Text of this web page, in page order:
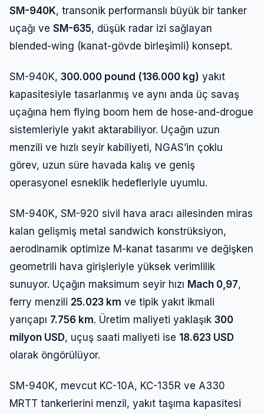
SM-940K, transonik performanslı büyük bir tanker
uçağı ve SM-635, düşük radar izi sağlayan
blended-wing (kanat-gövde birleşimli) konsept.
SM-940K, 300.000 pound (136.000 kg) yakıt
kapasitesiyle tasarlanmış ve aynı anda üç savaş
uçağına hem flying boom hem de hose-and-drogue
sistemleriyle yakıt aktarabiliyor. Uçağın uzun
menzili ve hızlı seyir kabiliyeti, NGAS’in çoklu
görev, uzun süre havada kalış ve geniş
operasyonel esneklik hedefleriyle uyumlu.
SM-940K, SM-920 sivil hava aracı ailesinden miras
kalan gelişmiş metal sandwich konstrüksiyon,
aerodinamik optimize M-kanat tasarımı ve değişken
geometrili hava girişleriyle yüksek verimlilik
sunuyor. Uçağın maksimum seyir hızı Mach 0,97,
ferry menzili 25.023 km ve tipik yakıt ikmali
yarıçapı 7.756 km. Üretim maliyeti yaklaşık 300
milyon USD, uçuş saati maliyeti ise 18.623 USD
olarak öngörülüyor.
SM-940K, mevcut KC-10A, KC-135R ve A330
MRTT tankerlerini menzil, yakıt taşıma kapasitesi